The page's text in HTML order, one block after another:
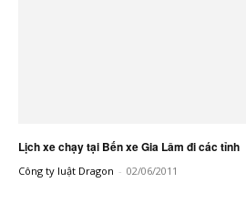
Lịch xe chạy tại Bến xe Gia Lâm đi các tỉnh
Công ty luật Dragon - 02/06/2011